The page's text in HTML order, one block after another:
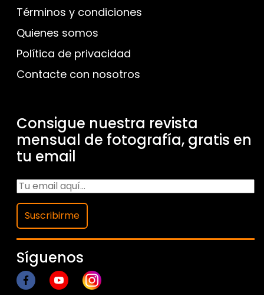
Términos y condiciones
Quienes somos
Política de privacidad
Contacte con nosotros
Consigue nuestra revista
mensual de fotografía, gratis en
tu email
Suscribirme
Síguenos